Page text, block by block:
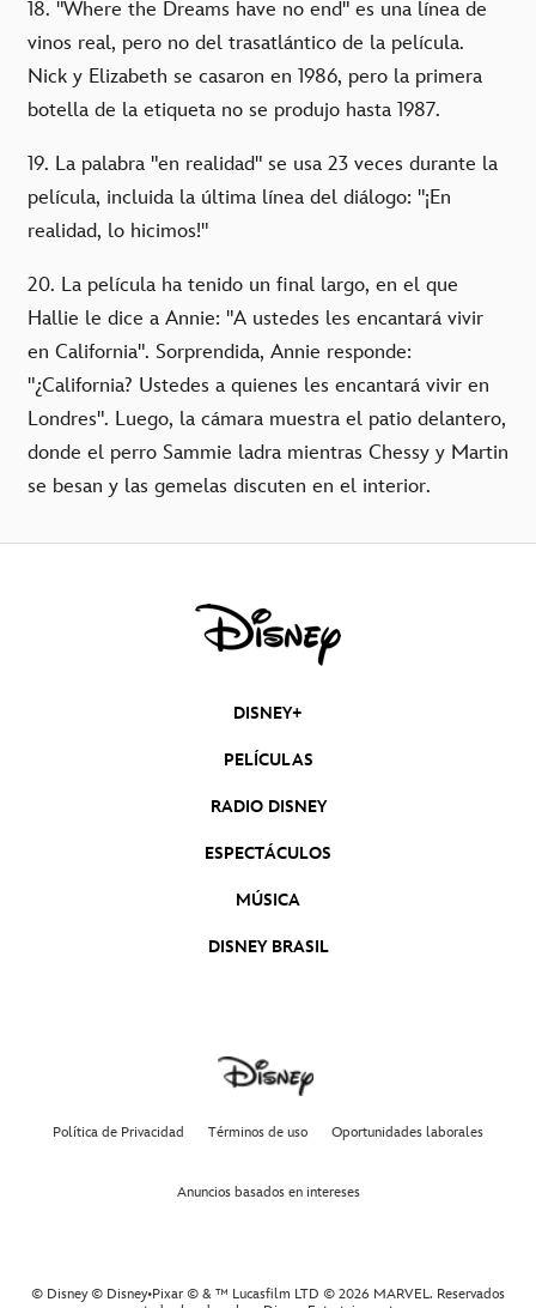
18. "Where the Dreams have no end" es una línea de
vinos real, pero no del trasatlántico de la película.
Nick y Elizabeth se casaron en 1986, pero la primera
botella de la etiqueta no se produjo hasta 1987.
19. La palabra "en realidad" se usa 23 veces durante la
película, incluida la última línea del diálogo: "¡En
realidad, lo hicimos!"
20. La película ha tenido un final largo, en el que
Hallie le dice a Annie: "A ustedes les encantará vivir
en California". Sorprendida, Annie responde:
"¿California? Ustedes a quienes les encantará vivir en
Londres". Luego, la cámara muestra el patio delantero,
donde el perro Sammie ladra mientras Chessy y Martin
se besan y las gemelas discuten en el interior.
DISNEY+
PELÍCULAS
RADIO DISNEY
ESPECTÁCULOS
MÚSICA
DISNEY BRASIL
Política de Privacidad Términos de uso Oportunidades laborales
Anuncios basados en intereses
© Disney © Disney•Pixar © & ™ Lucasfilm LTD © 2026 MARVEL. Reservados